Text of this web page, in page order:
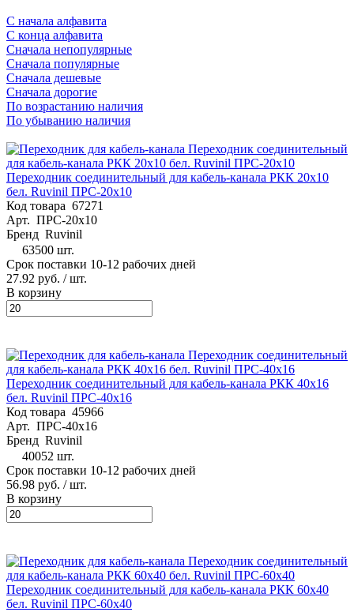
С начала алфавита
С конца алфавита
Сначала непопулярные
Сначала популярные
Сначала дешевые
Сначала дорогие
По возрастанию наличия
По убыванию наличия
Переходник соединительный для кабель-канала РКК 20х10
бел. Ruvinil ПРС-20х10
Код товара 67271
Арт. ПРС-20х10
Бренд Ruvinil
63500 шт.
Срок поставки 10-12 рабочих дней
27.92 руб. / шт.
В корзину
Переходник соединительный для кабель-канала РКК 40х16
бел. Ruvinil ПРС-40х16
Код товара 45966
Арт. ПРС-40х16
Бренд Ruvinil
40052 шт.
Срок поставки 10-12 рабочих дней
56.98 руб. / шт.
В корзину
Переходник соединительный для кабель-канала РКК 60х40
бел. Ruvinil ПРС-60х40